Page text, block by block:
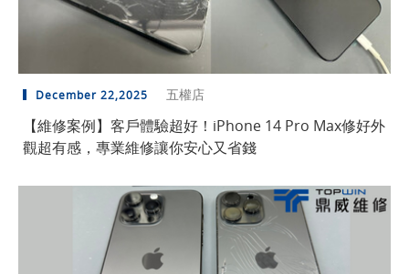
December 22,2025 五權店
【維修案例】客戶體驗超好！iPhone 14 Pro Max修好外
觀超有感，專業維修讓你安心又省錢